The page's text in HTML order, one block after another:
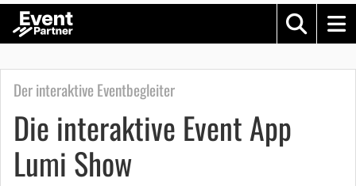
Der interaktive Eventbegleiter
Die interaktive Event App
Lumi Show